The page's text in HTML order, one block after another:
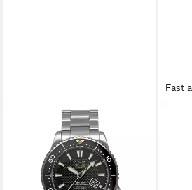
Automatikuhr 1952-M2
1.950,00 €
lieferbar - in 2-3 Werktagen bei dir
Fast